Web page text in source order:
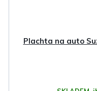
Plachta na auto